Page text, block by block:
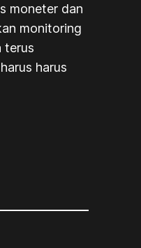
moneter dan
monitoring
terus
harus